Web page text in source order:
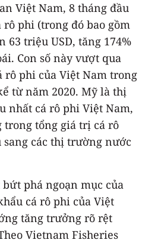
Việt Nam, 8 tháng đầu
phi (trong đó bao gồm
63 triệu USD, tăng 174%
Con số này vượt qua
rô phi của Việt Nam trong
từ năm 2020. Mỹ là thị
nhất cá rô phi Việt Nam,
trong tổng giá trị cá rô
các thị trường nước
phá ngoạn mục của
cá rô phi của Việt
tăng trưởng rõ rệt
Vietnam Fisheries